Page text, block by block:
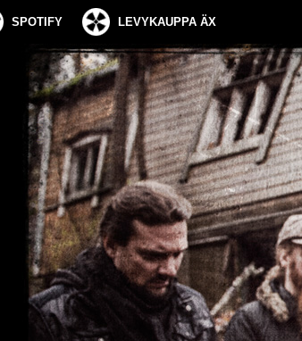
SPOTIFY LEVYKAUPPA ÄX